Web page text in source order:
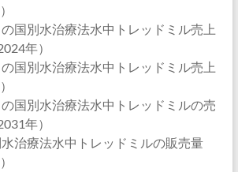
の国別水治療法水中トレッドミル売上
年）
の国別水治療法水中トレッドミル売上
の国別水治療法水中トレッドミルの売
年）
水治療法水中トレッドミルの販売量